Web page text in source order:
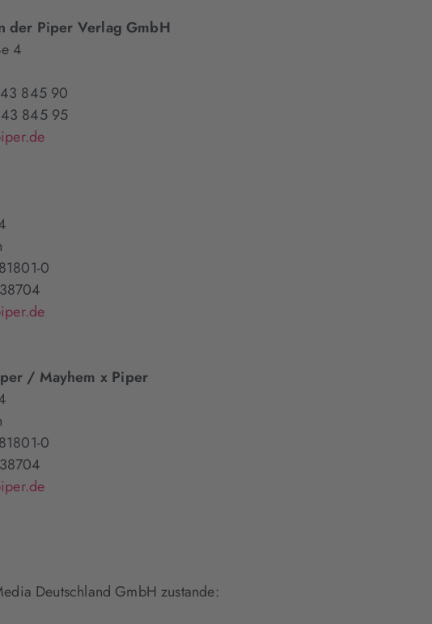
der Piper Verlag GmbH
4
845 90
845 95
0
/ Mayhem x Piper
0
Deutschland GmbH zustande: